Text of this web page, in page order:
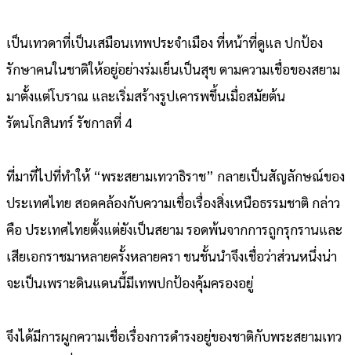
เป็นเทวดาที่เป็นเสมือนเทพประจำเมือง ที่หน้าที่ดูแล ปกป้อง
รักษาคนในชาติให้อยู่อย่างร่มเย็นเป็นสุข ตามความเชื่อของสยาม
มาตั้งแต่โบราณ และเริ่มสร้างรูปเคารพขึ้นเมื่อสมัยต้น
รัตนโกสินทร์ รัชกาลที่ 4
ที่มาที่ไปที่ทำให้ “พระสยามเทวาธิราช” กลายเป็นสัญลักษณ์ของ
ประเทศไทย สอดคล้องกับความเชื่อเรื่องสิ่งเหนือธรรมชาติ กล่าว
คือ ประเทศไทยตั้งแต่ยังเป็นสยาม รอดพ้นจากการถูกรุกรานและ
เสียเอกราชมาหลายครั้งหลายครา ชนชั้นนำจึงเชื่อว่าส่วนหนึ่งน่า
จะเป็นเพราะดินแดนนี้มีเทพปกป้องคุ้มครองอยู่
จึงได้มีการผูกความเชื่อเรื่องการดำรงอยู่ของชาติกับพระสยามเทว